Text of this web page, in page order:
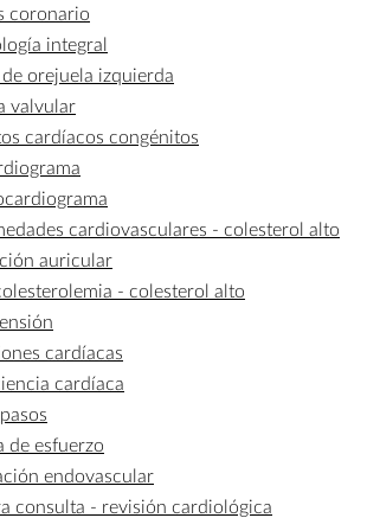
coronario
integral
orejuela izquierda
valvular
cardíacos congénitos
cardiovasculares - colesterol alto
auricular
- colesterol alto
cardíacas
cardíaca
de esfuerzo
endovascular
consulta - revisión cardiológica